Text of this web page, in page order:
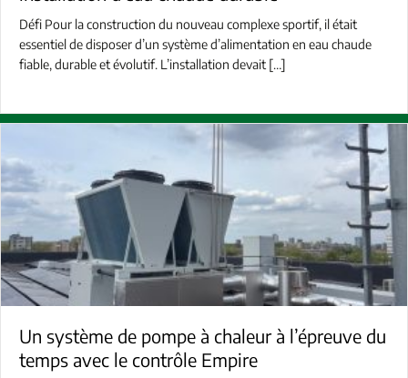
Défi Pour la construction du nouveau complexe sportif, il était
essentiel de disposer d’un système d’alimentation en eau chaude
fiable, durable et évolutif. L’installation devait […]
Un système de pompe à chaleur à l’épreuve du
temps avec le contrôle Empire